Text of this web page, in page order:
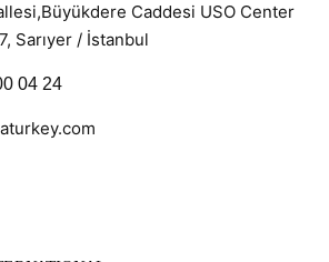
Caddesi USO Center
Sarıyer / İstanbul
04 24